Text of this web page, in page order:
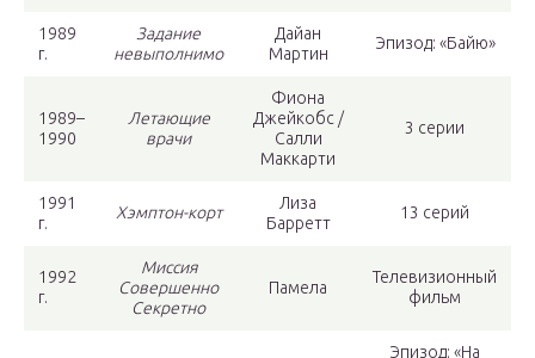
1989
г.
Задание
невыполнимо
Дайан
Мартин
Эпизод: «Байю»
1989–
1990
Летающие
врачи
Фиона
Джейкобс /
Салли
Маккарти
3 серии
1991
г.
Хэмптон-корт
Лиза
Барретт
13 серий
1992
г.
Миссия
Совершенно
Секретно
Памела
Телевизионный
фильм
Эпизод: «На